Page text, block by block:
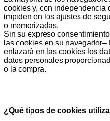
cookies y, con independencia
impiden en los ajustes de
o memorizadas.
Sin su expreso
las cookies en su
enlazará en las cookies los
datos personales
o la compra.
¿Qué tipos de cookies